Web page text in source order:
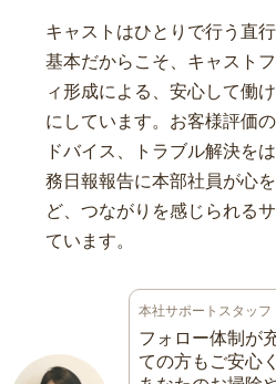
キャストはひとりで行う直
基本だからこそ、キャスト
ィ形成による、安心して働
にしています。お客様評価
ドバイス、トラブル解決を
務日報報告に本部社員が心
ど、つながりを感じられる
ています。
本社サポートスタッフ
フォロー体制が
ての方もご安心